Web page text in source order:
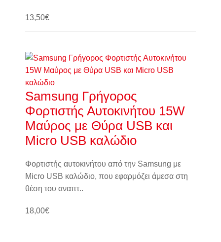
13,50€
Samsung Γρήγορος
Φορτιστής Αυτοκινήτου 15W
Μαύρος με Θύρα USB και
Micro USB καλώδιο
Φορτιστής αυτοκινήτου από την Samsung με
Micro USB καλώδιο, που εφαρμόζει άμεσα στη
θέση του αναπτ..
18,00€